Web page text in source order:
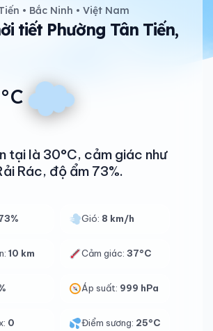
• Bắc Ninh • Việt Nam
tiết Phường Tân Tiến,
°C
tại là 30°C, cảm giác như
Rác, độ ẩm 73%.
Gió: 8 km/h
10 km Cảm giác:37°C
Áp suất: 999 hPa
0 Điểm sương: 25°C